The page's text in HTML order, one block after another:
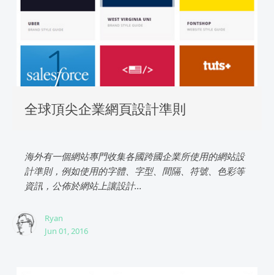
全球頂尖企業網頁設計準則
海外有一個網站專門收集各國跨國企業所使用的網站設
計準則，例如使用的字體、字型、間隔、符號、色彩等
資訊，公佈於網站上讓設計...
Ryan
Jun 01, 2016